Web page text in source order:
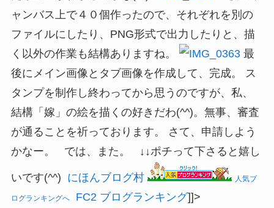
ャンバス上で４０個作ったので、それぞれを別の
ファイルにしたり、PNG形式で出力したりと、描
く以外の作業も結構ありますね。
最
後にメイン画像とタブ画像を作成して、完成。 ス
タンプを制作し終わってから思うのですが、私、
結構「嫁」の絵を描くの好きだわ(^^)。無事、審査
が通ることを祈っております。 さて、申請しよう
かなー。 では、また。 ↓↓ポチって下さると嬉し
いです(^^) にほんブログ村 人気ブ
ログランキングへ FC2 ブログランキング]]>